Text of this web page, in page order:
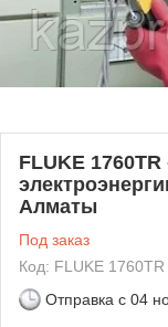
FLUKE 1760TR
Алматы
Под заказ
Код: FLUKE 1760TR
Отправка с 04